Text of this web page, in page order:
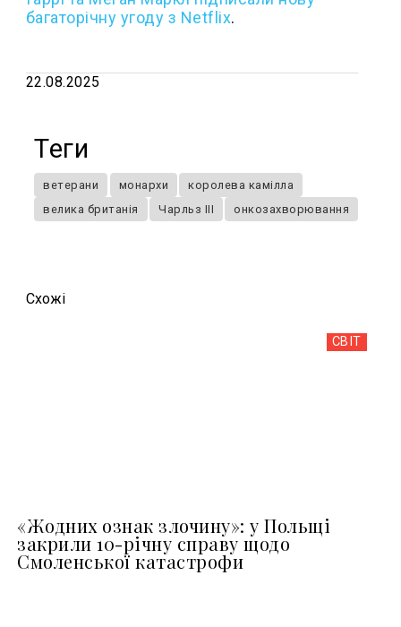
багаторічну угоду з Netflix.
22.08.2025
Теги
ветерани монархи
королева камілла
велика британія
Чарльз III онкозахворювання
Схожi
СВІТ
«Жодних ознак злочину»: у Польщі
закрили 10-річну справу щодо
Смоленської катастрофи